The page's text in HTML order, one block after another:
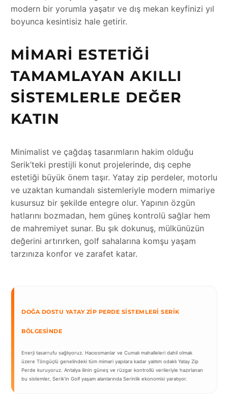
modern bir yorumla yaşatır ve dış mekan keyfinizi yıl
boyunca kesintisiz hale getirir.
MIMARI ESTETIĞI
TAMAMLAYAN AKILLI
SISTEMLERLE DEĞER
KATIN
Minimalist ve çağdaş tasarımların hakim olduğu
Serik’teki prestijli konut projelerinde, dış cephe
estetiği büyük önem taşır. Yatay zip perdeler, motorlu
ve uzaktan kumandalı sistemleriyle modern mimariye
kusursuz bir şekilde entegre olur. Yapının özgün
hatlarını bozmadan, hem güneş kontrolü sağlar hem
de mahremiyet sunar. Bu şık dokunuş, mülkünüzün
değerini artırırken, golf sahalarına komşu yaşam
tarzınıza konfor ve zarafet katar.
DOĞA DOSTU YATAY ZIP PERDE SISTEMLERI SERIK
BÖLGESINDE
Enerji tasarrufu sağlıyoruz. Hacıosmanlar ve Cumalı mahalleleri dahil olmak
üzere Töngüçlü genelindeki tüm mimari yapılara kadar yalıtım odaklı Yatay Zip
Perde kuruyoruz. Antalya ilinin güneş ve rüzgar kontrollü verileriyle hazırlanan
bu sistemler, Serik’in Golf yaşam alanlarında Serinlik ekonomisi yaratıyor.